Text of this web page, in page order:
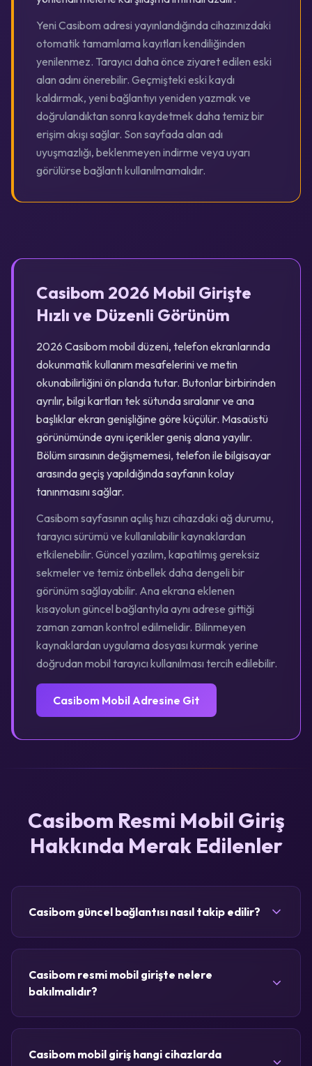
Yeni Casibom adresi yayınlandığında cihazınızdaki
otomatik tamamlama kayıtları kendiliğinden
yenilenmez. Tarayıcı daha önce ziyaret edilen eski
alan adını önerebilir. Geçmişteki eski kaydı
kaldırmak, yeni bağlantıyı yeniden yazmak ve
doğrulandıktan sonra kaydetmek daha temiz bir
erişim akışı sağlar. Son sayfada alan adı
uyuşmazlığı, beklenmeyen indirme veya uyarı
görülürse bağlantı kullanılmamalıdır.
Casibom 2026 Mobil Girişte
Hızlı ve Düzenli Görünüm
2026 Casibom mobil düzeni, telefon ekranlarında
dokunmatik kullanım mesafelerini ve metin
okunabilirliğini ön planda tutar. Butonlar birbirinden
ayrılır, bilgi kartları tek sütunda sıralanır ve ana
başlıklar ekran genişliğine göre küçülür. Masaüstü
görünümünde aynı içerikler geniş alana yayılır.
Bölüm sırasının değişmemesi, telefon ile bilgisayar
arasında geçiş yapıldığında sayfanın kolay
tanınmasını sağlar.
Casibom sayfasının açılış hızı cihazdaki ağ durumu,
tarayıcı sürümü ve kullanılabilir kaynaklardan
etkilenebilir. Güncel yazılım, kapatılmış gereksiz
sekmeler ve temiz önbellek daha dengeli bir
görünüm sağlayabilir. Ana ekrana eklenen
kısayolun güncel bağlantıyla aynı adrese gittiği
zaman zaman kontrol edilmelidir. Bilinmeyen
kaynaklardan uygulama dosyası kurmak yerine
doğrudan mobil tarayıcı kullanılması tercih edilebilir.
Casibom Mobil Adresine Git
Casibom Resmi Mobil Giriş
Hakkında Merak Edilenler
Casibom güncel bağlantısı nasıl takip edilir?
Casibom resmi mobil girişte nelere
bakılmalıdır?
Casibom mobil giriş hangi cihazlarda